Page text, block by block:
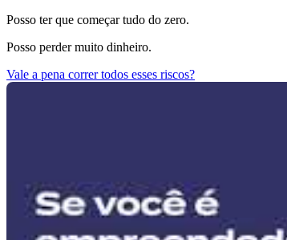
Posso ter que começar tudo do zero.
Posso perder muito dinheiro.
Vale a pena correr todos esses riscos?